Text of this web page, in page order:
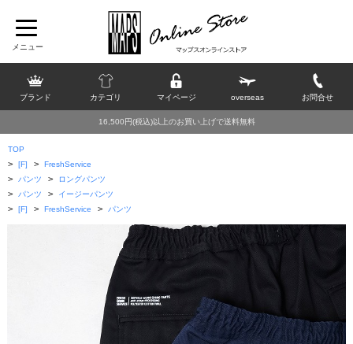
ブランド カテゴリ マイページ overseas お問合せ
16,500円(税込)以上のお買い上げで送料無料
TOP
> [F] > FreshService
> パンツ > ロングパンツ
> パンツ > イージーパンツ
> [F] > FreshService > パンツ